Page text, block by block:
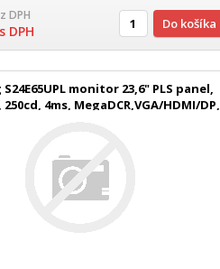
DPH
s DPH Do košíka
monitor 23,6" PLS panel,
250cd, 4ms, MegaDCR,VGA/HDMI/DP,